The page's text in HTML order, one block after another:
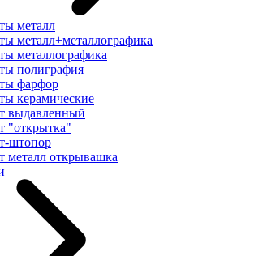
металл
металл+металлографика
металлографика
полиграфия
фарфор
керамические
выдавленный
"открытка"
штопор
металл открывашка